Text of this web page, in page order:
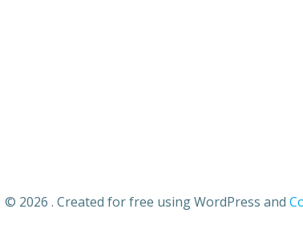
© 2026 . Created for free using WordPress and